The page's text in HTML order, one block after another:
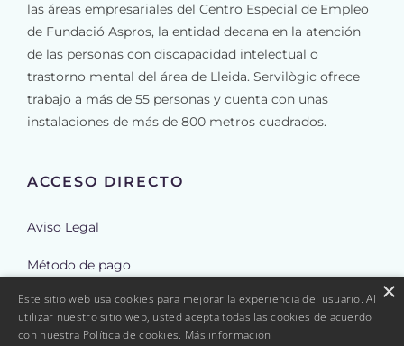
las áreas empresariales del Centro Especial de Empleo
de Fundació Aspros, la entidad decana en la atención
de las personas con discapacidad intelectual o
trastorno mental del área de Lleida. Servilògic ofrece
trabajo a más de 55 personas y cuenta con unas
instalaciones de más de 800 metros cuadrados.
ACCESO DIRECTO
Aviso Legal
Método de pago
Envíos
Reembolso y cancelación de pedidos
×
Este sitio web usa cookies para mejorar la experiencia del usuario. Al
utilizar nuestro sitio web, usted acepta todas las cookies de acuerdo
con nuestra Política de cookies. Más información